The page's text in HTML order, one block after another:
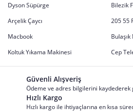
Dyson Süpürge
Bilezik
Arçelik Çaycı
205 55
Macbook
Koltuk Yıkama Makinesi
Cep
Güvenli Alışveriş
Ödeme ve adres bilgilerini kaydederek
Hızlı Kargo
Hızlı kargo ile ihtiyaçlarına en kısa